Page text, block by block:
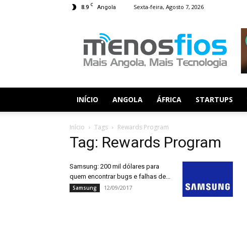
8.9 C Angola Sexta-feira, Agosto 7, 2026
Fios
INÍCIO ANGOLA ÁFRICA STARTUPS
Início Tags Rewards Program
Tag: Rewards Program
Samsung: 200 mil dólares para
quem encontrar bugs e falhas de...
Samsung 12/09/2017